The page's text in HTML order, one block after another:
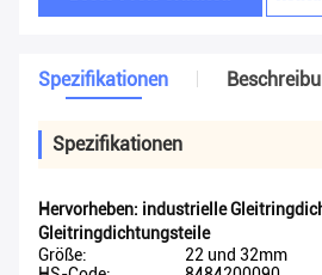
Spezifikationen
Spezifikationen
Hervorheben: industrielle
Gleitringdichtungsteile
Größe:
22 und 32mm